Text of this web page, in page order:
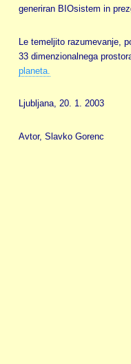
generiran BIOsistem in
Le temeljito razumevanje,
33 dimenzionalnega
planeta.
Ljubljana, 20. 1. 2003
Avtor, Slavko Gorenc